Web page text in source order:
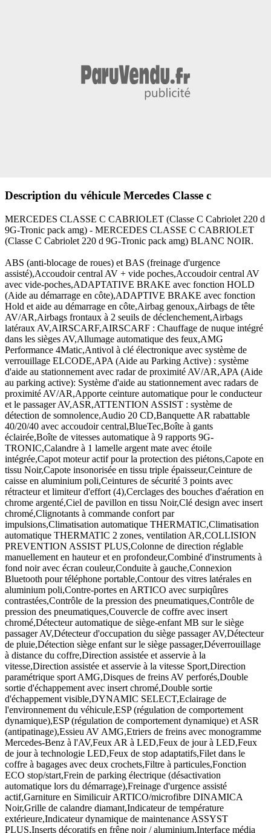
Description du véhicule Mercedes Classe c
MERCEDES CLASSE C CABRIOLET (Classe C Cabriolet 220 d
9G-Tronic pack amg) - MERCEDES CLASSE C CABRIOLET
(Classe C Cabriolet 220 d 9G-Tronic pack amg) BLANC NOIR.
ABS (anti-blocage de roues) et BAS (freinage d'urgence
assisté),Accoudoir central AV + vide poches,Accoudoir central AV
avec vide-poches,ADAPTATIVE BRAKE avec fonction HOLD
(Aide au démarrage en côte),ADAPTIVE BRAKE avec fonction
Hold et aide au démarrage en côte,Airbag genoux,Airbags de tête
AV/AR,Airbags frontaux à 2 seuils de déclenchement,Airbags
latéraux AV,AIRSCARF,AIRSCARF : Chauffage de nuque intégré
dans les sièges AV,Allumage automatique des feux,AMG
Performance 4Matic,Antivol à clé électronique avec système de
verrouillage ELCODE,APA (Aide au Parking Active) : système
d'aide au stationnement avec radar de proximité AV/AR,APA (Aide
au parking active): Système d'aide au stationnement avec radars de
proximité AV/AR,Apporte ceinture automatique pour le conducteur
et le passager AV,ASR,ATTENTION ASSIST : système de
détection de somnolence,Audio 20 CD,Banquette AR rabattable
40/20/40 avec accoudoir central,BlueTec,Boîte à gants
éclairée,Boîte de vitesses automatique à 9 rapports 9G-
TRONIC,Calandre à 1 lamelle argent mate avec étoile
intégrée,Capot moteur actif pour la protection des piétons,Capote en
tissu Noir,Capote insonorisée en tissu triple épaisseur,Ceinture de
caisse en aluminium poli,Ceintures de sécurité 3 points avec
rétracteur et limiteur d'effort (4),Cerclages des bouches d'aération en
chrome argenté,Ciel de pavillon en tissu Noir,Clé design avec insert
chromé,Clignotants à commande confort par
impulsions,Climatisation automatique THERMATIC,Climatisation
automatique THERMATIC 2 zones, ventilation AR,COLLISION
PREVENTION ASSIST PLUS,Colonne de direction réglable
manuellement en hauteur et en profondeur,Combiné d'instruments à
fond noir avec écran couleur,Conduite à gauche,Connexion
Bluetooth pour téléphone portable,Contour des vitres latérales en
aluminium poli,Contre-portes en ARTICO avec surpiqûres
contrastées,Contrôle de la pression des pneumatiques,Contrôle de
pression des pneumatiques,Couvercle de coffre avec insert
chromé,Détecteur automatique de siège-enfant MB sur le siège
passager AV,Détecteur d'occupation du siège passager AV,Détecteur
de pluie,Détection siège enfant sur le siège passager,Déverrouillage
à distance du coffre,Direction assistée et asservie à la
vitesse,Direction assistée et asservie à la vitesse Sport,Direction
paramétrique sport AMG,Disques de freins AV perforés,Double
sortie d'échappement avec insert chromé,Double sortie
d'échappement visible,DYNAMIC SELECT,Eclairage de
l'environnement du véhicule,ESP (régulation de comportement
dynamique),ESP (régulation de comportement dynamique) et ASR
(antipatinage),Essieu AV AMG,Etriers de freins avec monogramme
Mercedes-Benz à l'AV,Feux AR à LED,Feux de jour à LED,Feux
de jour à technologie LED,Feux de stop adaptatifs,Filet dans le
coffre à bagages avec deux crochets,Filtre à particules,Fonction
ECO stop/start,Frein de parking électrique (désactivation
automatique lors du démarrage),Freinage d'urgence assisté
actif,Garniture en Similicuir ARTICO/microfibre DINAMICA
Noir,Grille de calandre diamant,Indicateur de température
extérieure,Indicateur dynamique de maintenance ASSYST
PLUS,Inserts décoratifs en frêne noir / aluminium,Interface média